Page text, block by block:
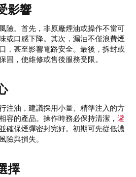
影響​
險。首先，非原廠煙油或操作不當可
或口感下降。其次，漏油不僅浪費煙
，甚至影響電路安全。最後，拆封或
固，使維修或售後服務受限。
注油，建議採用小量、精準注入的方
容的產品。操作時務必保持清潔， 避
確保煙彈密封完好。初期可先從低濃
險與損失。
擇​